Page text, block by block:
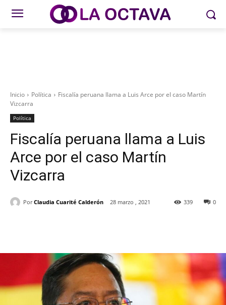
Inicio Política
Fiscalía peruana llama a Luis Arce por el caso Martín
Vizcarra
Política
Fiscalía peruana llama a Luis
Arce por el caso Martín
Vizcarra
Por Claudia Cuarité Calderón 28 marzo , 2021 0
339